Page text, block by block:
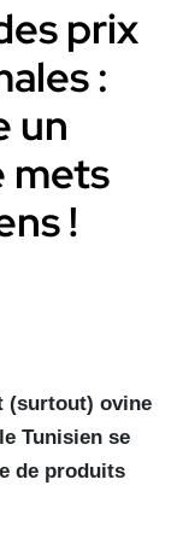
prix
:
un
mets
!
(surtout) ovine
Tunisien se
de produits